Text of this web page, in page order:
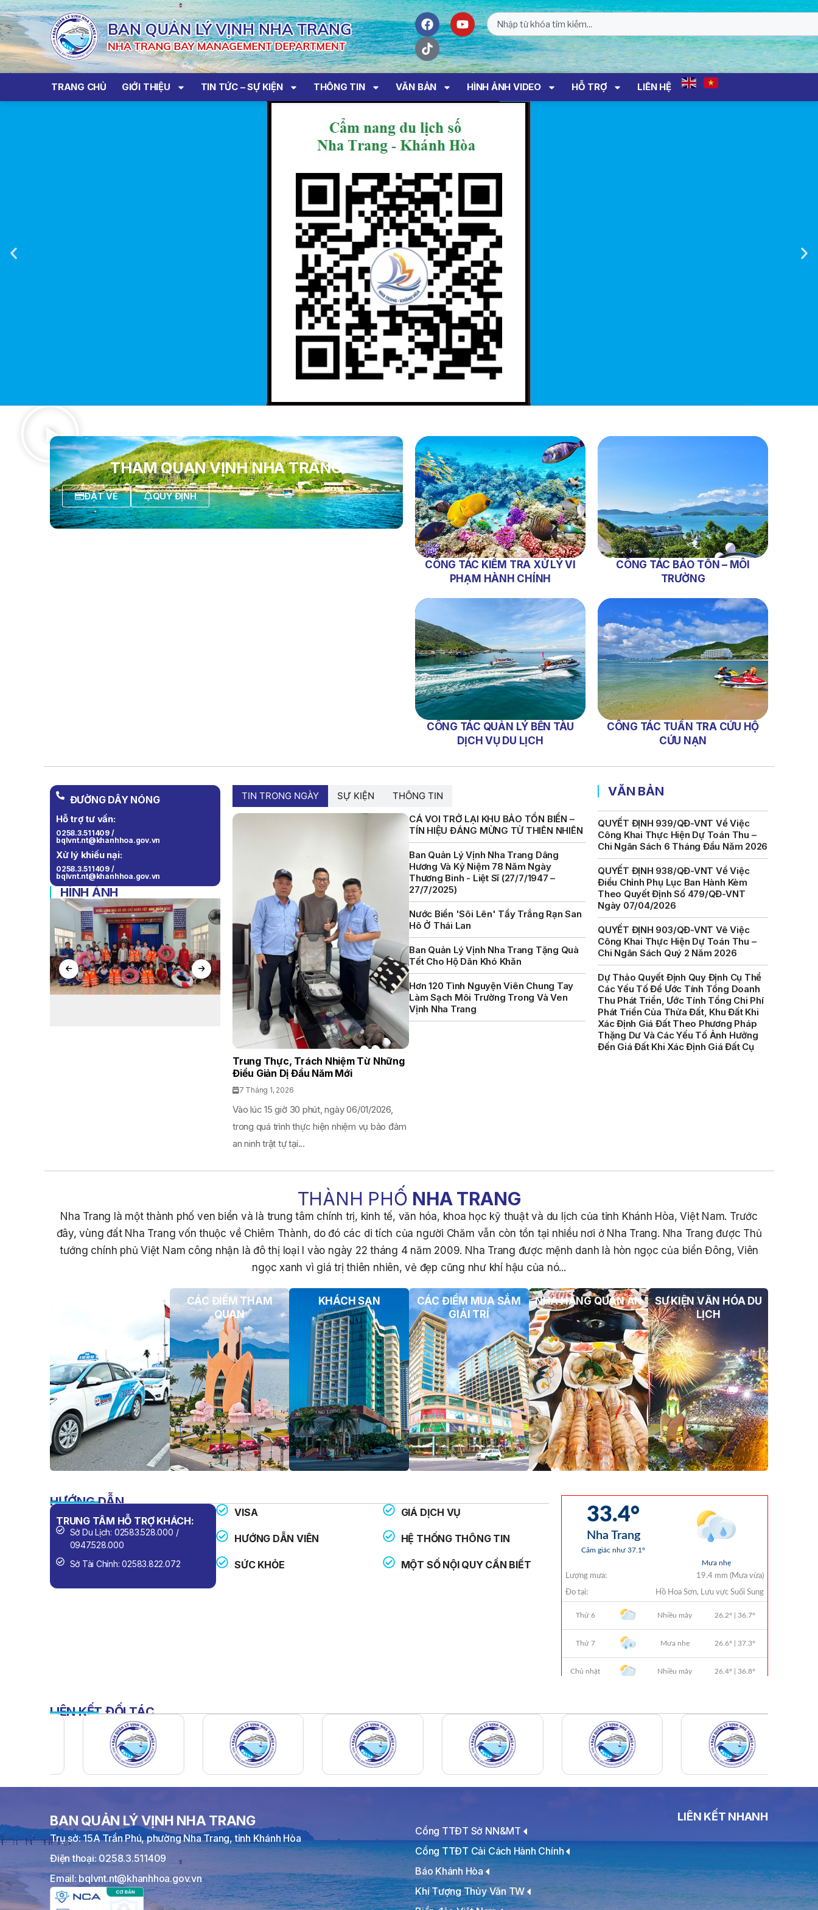
TRANG CHỦ GIỚI THIỆU TIN TỨC – SỰ KIỆN THÔNG TIN VĂN BẢN HÌNH ẢNH VIDEO HỖ TRỢ LIÊN HỆ
THAM QUAN VỊNH NHA TRANG
ĐẶT VÉ QUY ĐỊNH
CÔNG TÁC KIỂM TRA XỬ LÝ VI
PHẠM HÀNH CHÍNH
CÔNG TÁC BẢO TỒN – MÔI
TRƯỜNG
CÔNG TÁC QUẢN LÝ BẾN TÀU
DỊCH VỤ DU LỊCH
CÔNG TÁC TUẦN TRA CỨU HỘ
CỨU NẠN
ĐƯỜNG DÂY NÓNG
Hỗ trợ tư vấn:
0258.3.511409 /
bqlvnt.nt@khanhhoa.gov.vn
Xử lý khiếu nại:
0258.3.511409 /
bqlvnt.nt@khanhhoa.gov.vn
HÌNH ẢNH
TIN TRONG NGÀY SỰ KIỆN THÔNG TIN
Trung Thực, Trách Nhiệm Từ Những
Điều Giản Dị Đầu Năm Mới
7 Tháng 1, 2026
Vào lúc 15 giờ 30 phút, ngày 06/01/2026,
trong quá trình thực hiện nhiệm vụ bảo đảm
an ninh trật tự tại...
CÁ VOI TRỞ LẠI KHU BẢO TỒN BIỂN –
TÍN HIỆU ĐÁNG MỪNG TỪ THIÊN NHIÊN
Ban Quản Lý Vịnh Nha Trang Dâng
Hương Và Kỷ Niệm 78 Năm Ngày
Thương Binh - Liệt Sĩ (27/7/1947 –
27/7/2025)
Nước Biển 'sôi Lên' Tẩy Trắng Rạn San
Hô Ở Thái Lan
Ban Quản Lý Vịnh Nha Trang Tặng Quà
Tết Cho Hộ Dân Khó Khăn
Hơn 120 Tình Nguyện Viên Chung Tay
Làm Sạch Môi Trường Trong Và Ven
Vịnh Nha Trang
VĂN BẢN
Sản Đối Với Mô Tô Nước Cứu Hộ VNT
THÔNG BÁO Số 706/TB-VNT: Kết Quả
Lựa Chọn Đơn Vị Tổ Chức Đấu Giá Tài
Sản Đối Với Ca Nô 200CV VNT 02 Biển
Số KH-0387
THÔNG BÁO Số 659/TB-VNT Năm
Thu Phát Triển, Ước Tính Tổng Chi Phí
Phát Triển Của Thửa Đất, Khu Đất Khi
Đến Giá Đất Khi Xác Định Giá Đất Cụ
Thể Trên Địa Bàn Tỉnh Khánh Hòa
THÔNG BÁO Số 707/TB-VNT: Kết Quả
Lựa Chọn Đơn Vị Tổ Chức Đấu Giá Tài
Sản Đối Với Mô Tô Nước Cứu Hộ VNT
01 Biển Số KH-0834
THÔNG BÁO Số 706/TB-VNT: Kết Quả
Sản Đối Với Ca Nô 200CV VNT 02 Biển
Số KH-0387
THÔNG BÁO Số 659/TB-VNT Năm
2026 V/v Đính Chính Thông Báo Số
641/TB-VNT Ngày 18/05/2026 Của
Ban Quản Lý Vịnh Nha Trang Về Việc
Lựa Chọn Tổ Chức Đấu Giá Tài Sản
NỘI QUY BẾN THỦY NỘI ĐỊA HÒN MUN
NỘI QUY BẾN THỦY NỘI ĐỊA PHÚ QUÝ
DU LỊCH NHA TRANG
QUYẾT ĐỊNH 939/QĐ-VNT Về Việc
Chi Ngân Sách 6 Tháng Đầu Năm 2026
QUYẾT ĐỊNH 938/QĐ-VNT Về Việc
Điều Chỉnh Phụ Lục Ban Hành Kèm
Theo Quyết Định Số 479/QĐ-VNT
Ngày 07/04/2026
QUYẾT ĐỊNH 903/QĐ-VNT Vê Việc
Công Khai Thực Hiện Dự Toán Thu –
Chi Ngân Sách Quý 2 Năm 2026
Dự Thảo Quyết Định Quy Định Cụ Thể
Các Yếu Tố Để Ước Tính Tổng Doanh
Thu Phát Triển, Ước Tính Tổng Chi Phí
Phát Triển Của Thửa Đất, Khu Đất Khi
Xác Định Giá Đất Theo Phương Pháp
Thặng Dư Và Các Yếu Tố Ảnh Hưởng
Đến Giá Đất Khi Xác Định Giá Đất Cụ
Thể Trên Địa Bàn Tỉnh Khánh Hòa
THÔNG BÁO Số 707/TB-VNT: Kết Quả
THÔNG BÁO Số 659/TB-VNT Năm
Lựa Chọn Tổ Chức Đấu Giá Tài Sản
NỘI QUY BẾN THỦY NỘI ĐỊA HÒN MUN
NỘI QUY BẾN THỦY NỘI ĐỊA BẾN TÀU
DU LỊCH NHA TRANG
QUYẾT ĐỊNH 939/QĐ-VNT Về Việc
Công Khai Thực Hiện Dự Toán Thu –
Chi Ngân Sách 6 Tháng Đầu Năm 2026
QUYẾT ĐỊNH 938/QĐ-VNT Về Việc
Điều Chỉnh Phụ Lục Ban Hành Kèm
Theo Quyết Định Số 479/QĐ-VNT
Ngày 07/04/2026
QUYẾT ĐỊNH 903/QĐ-VNT Vê Việc
Công Khai Thực Hiện Dự Toán Thu –
Chi Ngân Sách Quý 2 Năm 2026
Phát Triển Của Thửa Đất, Khu Đất Khi
Xác Định Giá Đất Theo Phương Pháp
Thặng Dư Và Các Yếu Tố Ảnh Hưởng
Đến Giá Đất Khi Xác Định Giá Đất Cụ
Thể Trên Địa Bàn Tỉnh Khánh Hòa
Lựa Chọn Đơn Vị Tổ Chức Đấu Giá Tài
Sản Đối Với Mô Tô Nước Cứu Hộ VNT
01 Biển Số KH-0834
THÔNG BÁO Số 706/TB-VNT: Kết Quả
Lựa Chọn Đơn Vị Tổ Chức Đấu Giá Tài
Sản Đối Với Ca Nô 200CV VNT 02 Biển
Số KH-0387
2026 V/v Đính Chính Thông Báo Số
641/TB-VNT Ngày 18/05/2026 Của
Ban Quản Lý Vịnh Nha Trang Về Việc
Lựa Chọn Tổ Chức Đấu Giá Tài Sản
NỘI QUY BẾN THỦY NỘI ĐỊA HÒN MUN
NỘI QUY BẾN THỦY NỘI ĐỊA BẾN TÀU
Công Khai Thực Hiện Dự Toán Thu –
Chi Ngân Sách 6 Tháng Đầu Năm 2026
QUYẾT ĐỊNH 938/QĐ-VNT Về Việc
THÀNH PHỐ NHA TRANG
Nha Trang là một thành phố ven biển và là trung tâm chính trị, kinh tế, văn hóa, khoa học kỹ thuật và du lịch của tỉnh Khánh Hòa, Việt Nam. Trước
đây, vùng đất Nha Trang vốn thuộc về Chiêm Thành, do đó các di tích của người Chăm vẫn còn tồn tại nhiều nơi ở Nha Trang. Nha Trang được Thủ
tướng chính phủ Việt Nam công nhận là đô thị loại I vào ngày 22 tháng 4 năm 2009. Nha Trang được mệnh danh là hòn ngọc của biển Đông, Viên
ngọc xanh vì giá trị thiên nhiên, vẻ đẹp cũng như khí hậu của nó...
CÁC ĐIỂM THAM
QUAN
KHÁCH SẠN
CÁC ĐIỂM MUA SẮM
GIẢI TRÍ
NHÀ HÀNG QUÁN ĂN
SỰ KIỆN VĂN HÓA DU
LỊCH
HƯỚNG DẪN
TRUNG TÂM HỖ TRỢ KHÁCH:
Sở Du Lịch: 02583.528.000 /
0947.528.000
Sở Tài Chính: 02583.822.072
Công An: 113
Cấp Cứu: 115
VISA
HƯỚNG DẪN VIÊN
SỨC KHỎE
GIÁ DỊCH VỤ
HỆ THỐNG THÔNG TIN
MỘT SỐ NỘI QUY CẦN BIẾT
LIÊN KẾT ĐỐI TÁC
BAN QUẢN LÝ VỊNH NHA TRANG
Trụ sở: 15A Trần Phú, phường Nha Trang, tỉnh Khánh Hòa
Điện thoại: 0258.3.511409
Email: bqlvnt.nt@khanhhoa.gov.vn
LIÊN KẾT NHANH
Cổng TTĐT Sở NN&MT
Cổng TTĐT Cải Cách Hành Chính
Báo Khánh Hòa
Khí Tượng Thủy Văn TW